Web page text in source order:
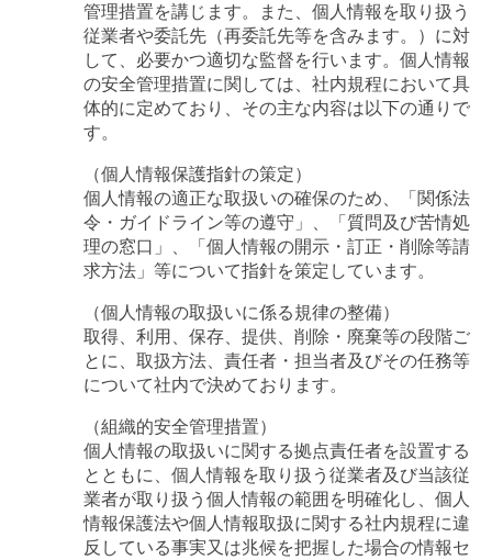
管理措置を講じます。また、個人情報を取り扱う
従業者や委託先（再委託先等を含みます。）に対
して、必要かつ適切な監督を行います。個人情報
の安全管理措置に関しては、社内規程において具
体的に定めており、その主な内容は以下の通りで
す。
（個人情報保護指針の策定）
個人情報の適正な取扱いの確保のため、「関係法
令・ガイドライン等の遵守」、「質問及び苦情処
理の窓口」、「個人情報の開示・訂正・削除等請
求方法」等について指針を策定しています。
（個人情報の取扱いに係る規律の整備）
取得、利用、保存、提供、削除・廃棄等の段階ご
とに、取扱方法、責任者・担当者及びその任務等
について社内で決めております。
（組織的安全管理措置）
個人情報の取扱いに関する拠点責任者を設置する
とともに、個人情報を取り扱う従業者及び当該従
業者が取り扱う個人情報の範囲を明確化し、個人
情報保護法や個人情報取扱に関する社内規程に違
反している事実又は兆候を把握した場合の情報セ